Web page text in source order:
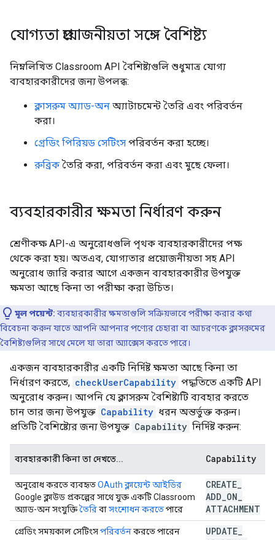
যোগ্যতা প্রয়োজনীয়তা সঙ্গে বৈশিষ্ট্য
নিম্নলিখিত Classroom API বৈশিষ্ট্যগুলি শুধুমাত্র যোগ্য
ব্যবহারকারীদের জন্য উপলব্ধ:
ক্লাসরুম অ্যাড-অন অ্যাটাচমেন্ট তৈরি এবং পরিবর্তন
করা।
গ্রেডিং পিরিয়ড সেটিংস পরিবর্তন করা হচ্ছে।
রুব্রিক তৈরি করা, পরিবর্তন করা এবং মুছে ফেলা।
ব্যবহারকারীর ক্ষমতা নির্ধারণ করুন
শ্রেণীকক্ষ API-এ অনুরোধগুলি পৃথক ব্যবহারকারীদের পক্ষ
থেকে করা হয়। অতএব, যোগ্যতার প্রয়োজনীয়তা সহ API
অনুরোধ জারি করার আগে একজন ব্যবহারকারীর উপযুক্ত
ক্ষমতা আছে কিনা তা পরীক্ষা করা উচিত।
মূল পয়েন্ট: ব্যবহারকারীর ক্ষমতাগুলি সক্রিয়ভাবে পরীক্ষা করার কথা
বিবেচনা করুন যাতে আপনি আপনার পণ্যের চেহারা বা আচরণকে ক্লাসরুমের
বৈশিষ্ট্যগুলির সাথে মেলে যা তারা অ্যাক্সেস করতে পারে।
একজন ব্যবহারকারীর একটি নির্দিষ্ট ক্ষমতা আছে কিনা তা
নির্ধারণ করতে, checkUserCapability পদ্ধতিতে একটি API
অনুরোধ করুন। আপনি যে ক্লাসরুম বৈশিষ্ট্যটি ব্যবহার করতে
চান তার জন্য উপযুক্ত Capability ধরন অন্তর্ভুক্ত করুন।
প্রতিটি বৈশিষ্ট্যের জন্য উপযুক্ত Capability নির্দিষ্ট করুন:
ব্যবহারকারী কিনা তা দেখতে... Capability
অনুরোধ করতে ব্যবহৃতOAuth ক্লায়েন্ট আইডির
Google ক্লাউড প্রকল্পের সাথে যুক্ত একটি Classroom
অ্যাড-অন সংযুক্তিতৈরিবাসংশোধন করতেপারে
CREATE
ADD ON
ATTACHMENT
গ্রেডিং সময়কাল সেটিংসপরিবর্তনকরতে পারেন UPDATE